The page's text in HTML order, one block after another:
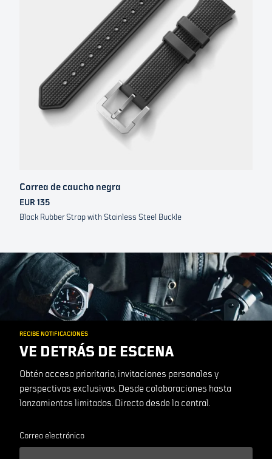
Correa de caucho negra
EUR 135
Black Rubber Strap with Stainless Steel Buckle
RECIBE NOTIFICACIONES
VE DETRÁS DE ESCENA
Obtén acceso prioritario, invitaciones personales y
perspectivas exclusivas. Desde colaboraciones hasta
lanzamientos limitados. Directo desde la central.
Correo electrónico